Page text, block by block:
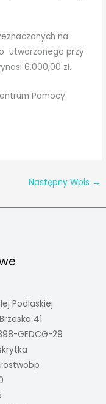
na
utworzonego przy
6.000,00 zł.
Pomocy
Następny Wpis →
Podlaskiej
41
GEDCG-29